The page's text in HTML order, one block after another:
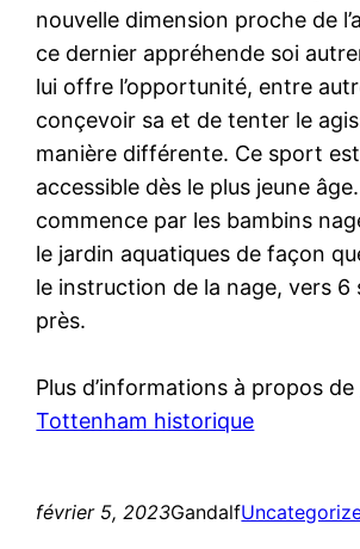
nouvelle dimension proche de
ce dernier appréhende soi
lui offre l’opportunité, entre
conçevoir sa et de tenter le
manière différente. Ce sport
accessible dès le plus jeune
commence par les bambins
le jardin aquatiques de façon
le instruction de la nage, vers 6
près.
Plus d’informations à propos de
Tottenham historique
février 5, 2023Gandalf